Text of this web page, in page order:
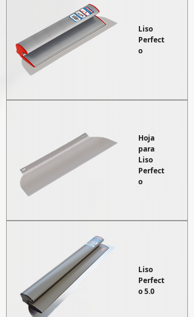
Liso
Perfect
o
Hoja
para
Liso
Perfect
o
Liso
Perfect
o 5.0